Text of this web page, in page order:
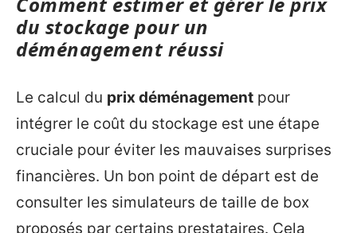
du stockage pour un
déménagement réussi
Le calcul du prix déménagement pour
intégrer le coût du stockage est une étape
cruciale pour éviter les mauvaises surprises
financières. Un bon point de départ est de
consulter les simulateurs de taille de box
proposés par certains prestataires. Cela